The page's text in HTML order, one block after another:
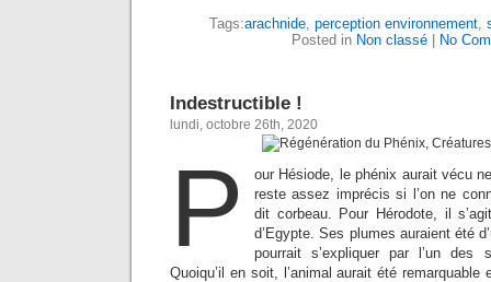
Tags:arachnide, perception environnement,
Posted in Non classé| No
Indestructible !
lundi, octobre 26th, 2020
P
our Hésiode, le phénix aurait vécu
reste assez imprécis si l’on ne
dit corbeau. Pour Hérodote, il
d’Egypte. Ses plumes auraient été
pourrait s’expliquer par l’un des
Quoiqu’il en soit, l’animal aurait été